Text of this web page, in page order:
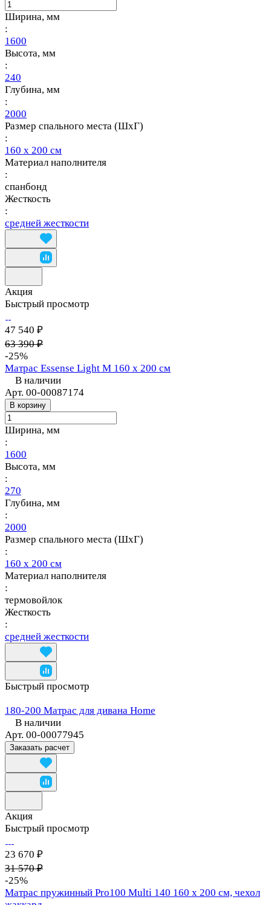
Ширина, мм
:
1600
Высота, мм
:
240
Глубина, мм
:
2000
Размер спального места (ШхГ)
:
160 х 200 см
Материал наполнителя
:
спанбонд
Жесткость
:
средней жесткости
Акция
Быстрый просмотр
47 540 ₽
63 390 ₽
-25%
Матрас Essense Light M 160 х 200 см
В наличии
Арт. 00-00087174
В корзину
Ширина, мм
:
1600
Высота, мм
:
270
Глубина, мм
:
2000
Размер спального места (ШхГ)
:
160 х 200 см
Материал наполнителя
:
термовойлок
Жесткость
:
средней жесткости
Быстрый просмотр
180-200 Матрас для дивана Home
В наличии
Арт. 00-00077945
Заказать расчет
Акция
Быстрый просмотр
23 670 ₽
31 570 ₽
-25%
Матрас пружинный Pro100 Multi 140 160 х 200 см, чехол